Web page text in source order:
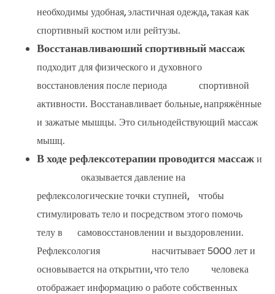
необходимы удобная, эластичная одежда, такая как
спортивный костюм или рейтузы.
Восстанавливаюший спортивный массаж
подходит для физического и духовного
восстановления после периода спортивной
активности. Восстанавливает больные, напряжённые
и зажатые мышцы. Это сильнодействующий массаж
мышц.
В ходе рефлексотерапии проводится массаж и
оказывается давление на
рефлексологические точки ступней, чтобы
стимулировать тело и посредством этого помочь
телу в самовосстановлении и выздоровлении.
Рефлексология насчитывает 5000 лет и
основывается на открытии, что тело человека
отображает информацию о работе собственных